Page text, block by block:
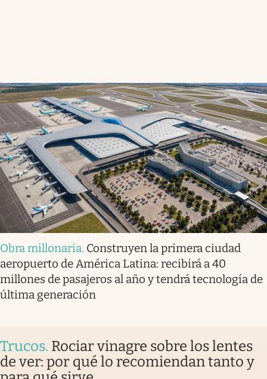
Obra millonaria. Construyen la primera ciudad
aeropuerto de América Latina: recibirá a 40
millones de pasajeros al año y tendrá tecnología de
última generación
Trucos. Rociar vinagre sobre los lentes
de ver: por qué lo recomiendan tanto y